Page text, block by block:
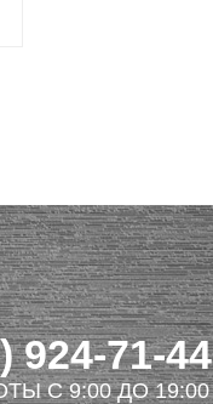
924-71-44
С 9:00 ДО 19:00